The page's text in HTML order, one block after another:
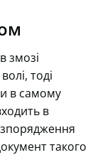
змозі
тоді
в самому
в
такого